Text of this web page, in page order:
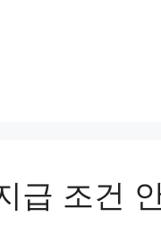
급 조건